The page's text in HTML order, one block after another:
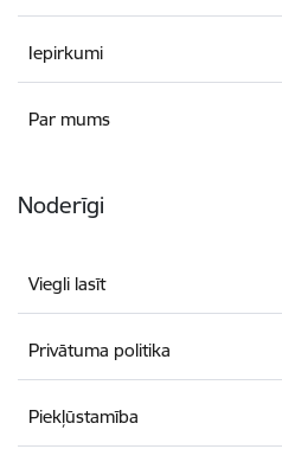
Iepirkumi
Par mums
Noderīgi
Viegli lasīt
Privātuma politika
Piekļūstamība